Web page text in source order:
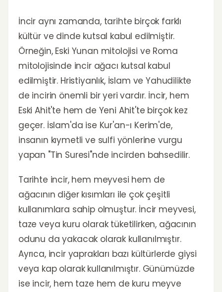
İncir aynı zamanda, tarihte birçok farklı
kültür ve dinde kutsal kabul edilmiştir.
Örneğin, Eski Yunan mitolojisi ve Roma
mitolojisinde incir ağacı kutsal kabul
edilmiştir. Hristiyanlık, İslam ve Yahudilikte
de incirin önemli bir yeri vardır. İncir, hem
Eski Ahit'te hem de Yeni Ahit'te birçok kez
geçer. İslam'da ise Kur'an-ı Kerim'de,
insanın kıymetli ve sulfi yönlerine vurgu
yapan "Tin Suresi"nde incirden bahsedilir.
Tarihte incir, hem meyvesi hem de
ağacının diğer kısımları ile çok çeşitli
kullanımlara sahip olmuştur. İncir meyvesi,
taze veya kuru olarak tüketilirken, ağacının
odunu da yakacak olarak kullanılmıştır.
Ayrıca, incir yaprakları bazı kültürlerde giysi
veya kap olarak kullanılmıştır. Günümüzde
ise incir, hem taze hem de kuru meyve